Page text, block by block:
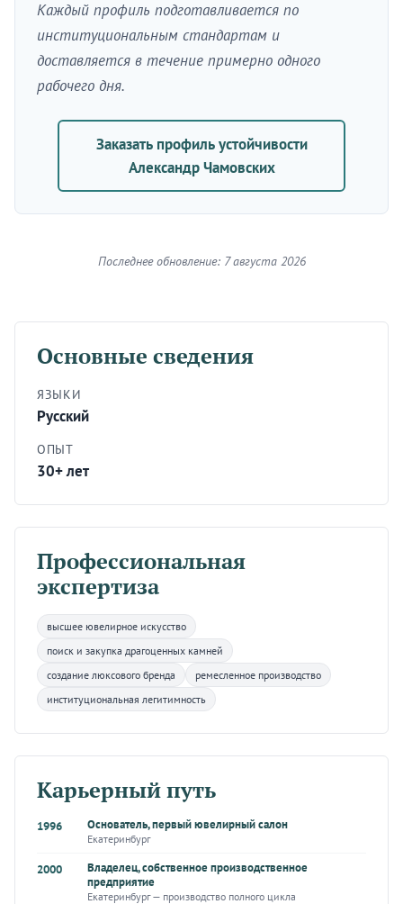
Каждый профиль подготавливается по
институциональным стандартам и
доставляется в течение примерно одного
рабочего дня.
Заказать профиль устойчивости
Александр Чамовских
Последнее обновление: 7 августа 2026
Основные сведения
ЯЗЫКИ
Русский
ОПЫТ
30+ лет
Профессиональная
экспертиза
высшее ювелирное искусство
поиск и закупка драгоценных камней
создание люксового бренда
ремесленное производство
институциональная легитимность
Карьерный путь
1996 Основатель, первый ювелирный салон
Екатеринбург
2000
Владелец, собственное производственное
предприятие
Екатеринбург — производство полного цикла